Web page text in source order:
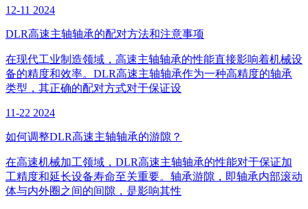
12-11 2024
DLR高速主轴轴承的配对方法和注意事项
在现代工业制造领域，高速主轴轴承的性能直接影响着机械设
备的精度和效率。DLR高速主轴轴承作为一种高精度的轴承
类型，其正确的配对方式对于保证设
11-22 2024
如何调整DLR高速主轴轴承的游隙？
在高速机械加工领域，DLR高速主轴轴承的性能对于保证加
工精度和延长设备寿命至关重要。轴承游隙，即轴承内部滚动
体与内外圈之间的间隙，是影响其性